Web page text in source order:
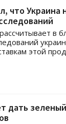
что Украина
в
этой
дать